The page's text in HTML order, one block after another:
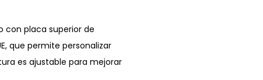
con placa superior de
que permite personalizar
es ajustable para mejorar